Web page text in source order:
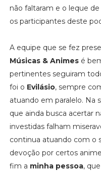
não faltaram e o leque
os participantes deste
A equipe que se fez
Músicas & Animesé
pertinentes seguiram
foi o Evilásio, sempre
atuando em paralelo. Na
que ainda busca acertar
investidas falham
continua atuando com o
devoção por certos
fim a minha pessoa,